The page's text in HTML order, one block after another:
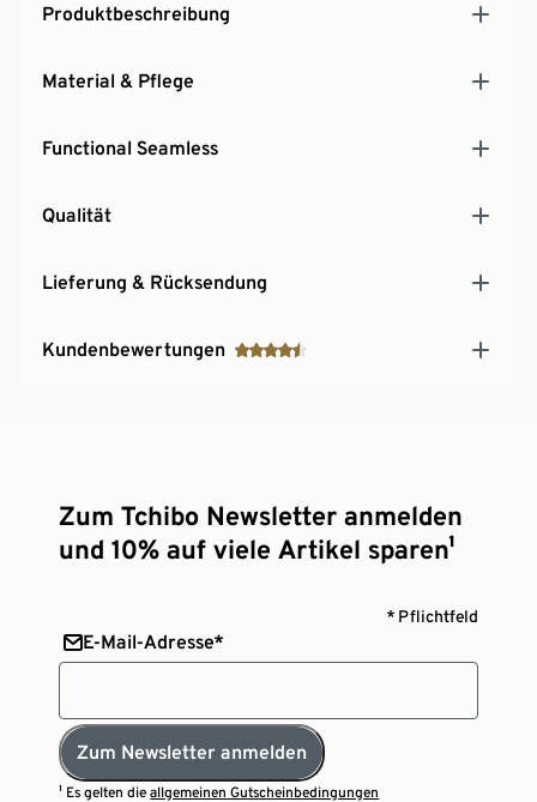
Produktbeschreibung
Material & Pflege
Functional Seamless
Qualität
Lieferung & Rücksendung
Kundenbewertungen
Zum Tchibo Newsletter anmelden
und 10% auf viele Artikel sparen¹
* Pflichtfeld
E-Mail-Adresse*
Zum Newsletter anmelden
¹ Es gelten dieallgemeinen Gutscheinbedingungen